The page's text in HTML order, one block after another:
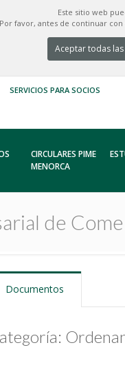
Este sitio web
Por favor, antes de continuar
Aceptar todas
SERVICIOS PARA SOCIOS
CIRCULARES PIME
MENORCA
de
Documentos